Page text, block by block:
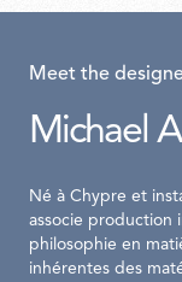
Meet the
Michael
Né à Chypre et
associe production
philosophie en
inhérentes des